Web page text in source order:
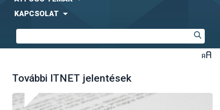
KAPCSOLAT
További ITNET jelentések